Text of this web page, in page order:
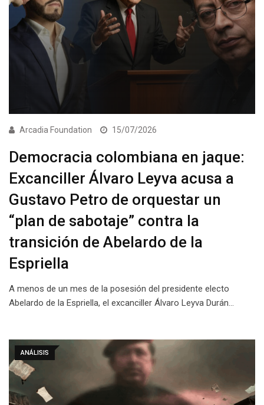
Arcadia Foundation 15/07/2026
Democracia colombiana en jaque:
Excanciller Álvaro Leyva acusa a
Gustavo Petro de orquestar un
“plan de sabotaje” contra la
transición de Abelardo de la
Espriella
A menos de un mes de la posesión del presidente electo
Abelardo de la Espriella, el excanciller Álvaro Leyva Durán…
ANÁLISIS